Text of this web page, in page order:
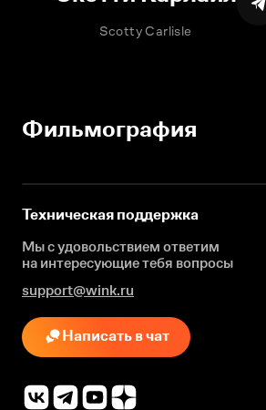
Scotty Carlisle
Фильмография
Техническая поддержка
Мы с удовольствием ответим
на интересующиетебя вопросы
support@wink.ru
Написать в чат